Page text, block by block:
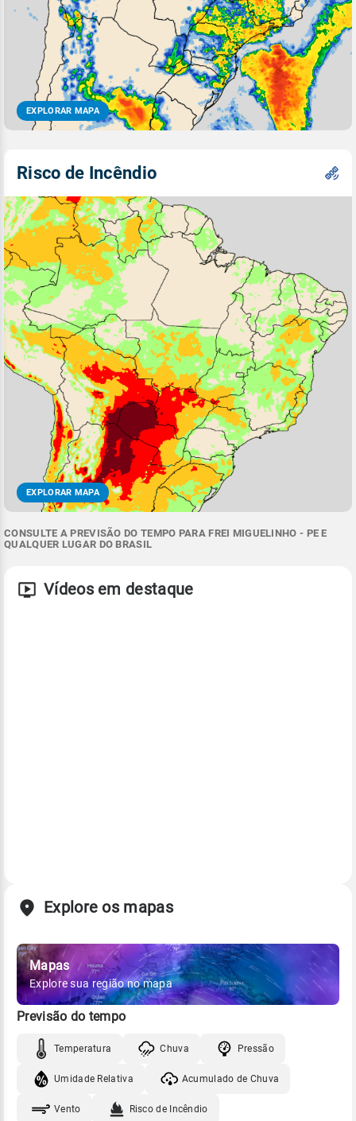
EXPLORAR MAPA
Risco de Incêndio
EXPLORAR MAPA
CONSULTE A PREVISÃO DO TEMPO PARA FREI MIGUELINHO - PE E
QUALQUER LUGAR DO BRASIL
Vídeos em destaque
Explore os mapas
Mapas
Explore sua região no mapa
Previsão do tempo
Temperatura Chuva Pressão
Umidade Relativa Acumulado de Chuva
Vento Risco de Incêndio